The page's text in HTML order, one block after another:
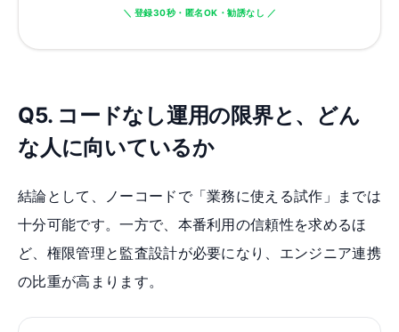
＼ 登録30秒・匿名OK・勧誘なし ／
Q5. コードなし運用の限界と、どん
な人に向いているか
結論として、ノーコードで「業務に使える試作」までは
十分可能です。一方で、本番利用の信頼性を求めるほ
ど、権限管理と監査設計が必要になり、エンジニア連携
の比重が高まります。